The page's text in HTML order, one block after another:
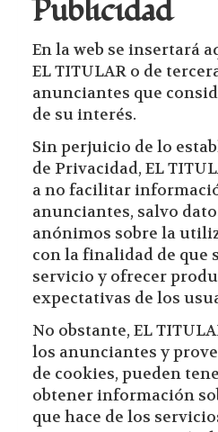
Publicidad
En la web se insertará
EL TITULAR o de
anunciantes que
de su interés.
Sin perjuicio de lo
de Privacidad, EL
a no facilitar
anunciantes, salvo
anónimos sobre la
con la finalidad de que
servicio y ofrecer
expectativas de los
No obstante, EL
los anunciantes y
de cookies, pueden
obtener información
que hace de los